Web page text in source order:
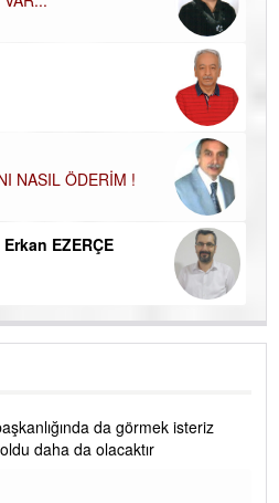
NASIL ÖDERİM !
EZERÇE
da görmek isteriz
daha da olacaktır